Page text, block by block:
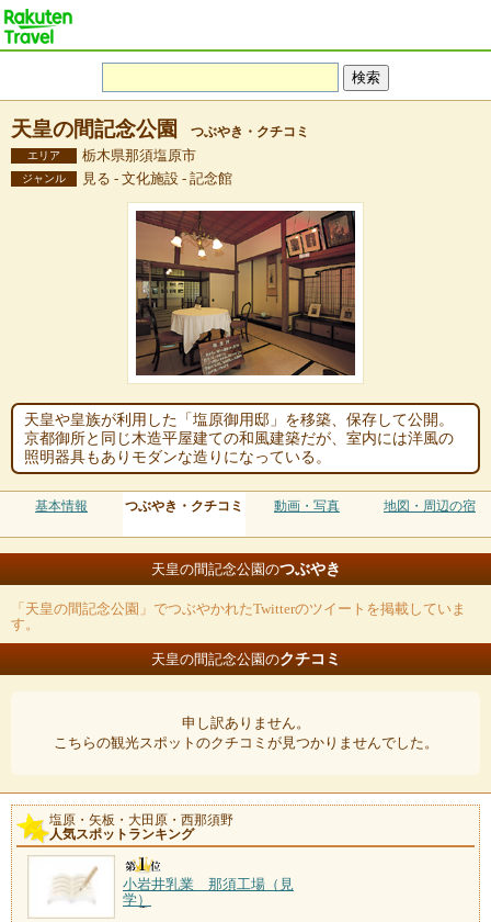
天皇の間記念公園 つぶやき・クチコミ
エリア 栃木県那須塩原市
ジャンル 見る - 文化施設 - 記念館
天皇や皇族が利用した「塩原御用邸」を移築、保存して公開。
京都御所と同じ木造平屋建ての和風建築だが、室内には洋風の
照明器具もありモダンな造りになっている。
基本情報 つぶやき・クチコミ 動画・写真 地図・周辺の宿
天皇の間記念公園のつぶやき
「天皇の間記念公園」でつぶやかれたTwitterのツイートを掲載していま
す。
天皇の間記念公園のクチコミ
申し訳ありません。
こちらの観光スポットのクチコミが見つかりませんでした。
塩原・矢板・大田原・西那須野
人気スポットランキング
小岩井乳業 那須工場（見
学）